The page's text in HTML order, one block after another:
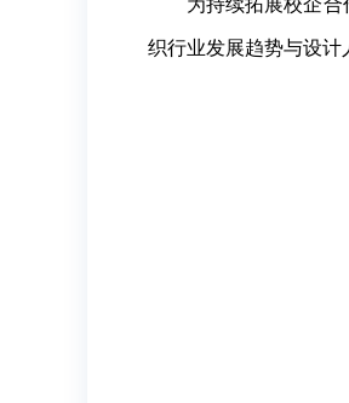
为持续拓展校企合作
织行业发展趋势与设计